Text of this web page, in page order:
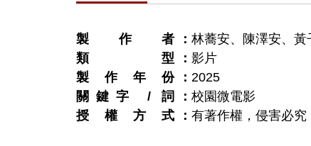
製作者
林蕎安、陳澤安、黃
類型
影片
製作年份
2025
關鍵字 / 詞
校園微電影
授權方式
有著作權，侵害必究